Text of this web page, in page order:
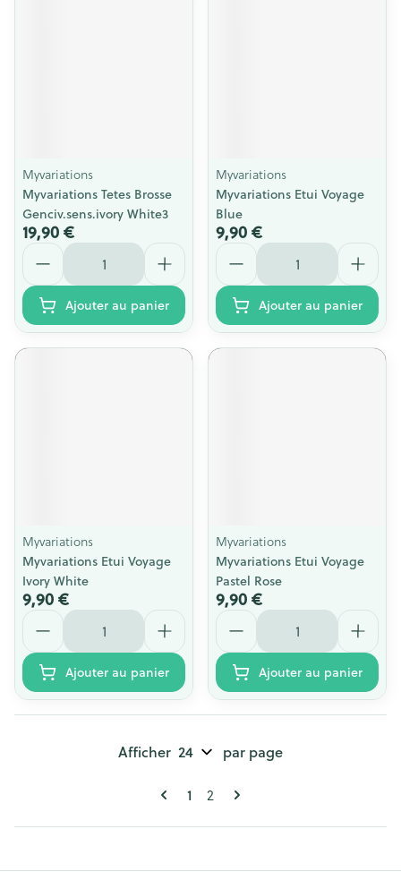
Myvariations
Myvariations Tetes Brosse
Genciv.sens.ivory White3
19,90 €
Quantité
Ajouter au panier
Myvariations
Myvariations Etui Voyage
Blue
9,90 €
Quantité
Ajouter au panier
Myvariations
Myvariations Etui Voyage
Ivory White
9,90 €
Quantité
Ajouter au panier
Myvariations
Myvariations Etui Voyage
Pastel Rose
9,90 €
Quantité
Ajouter au panier
Pages
Vous lisez actuellement la page
1 Page
2
Afficher par page